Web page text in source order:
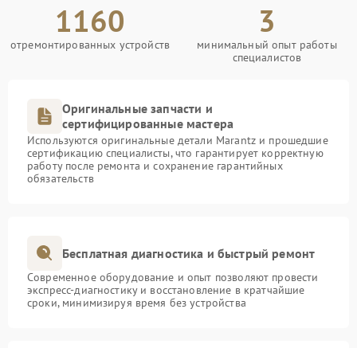
1160
отремонтированных устройств
3
минимальный опыт работы
специалистов
Оригинальные запчасти и
сертифицированные мастера
Используются оригинальные детали Marantz и прошедшие
сертификацию специалисты, что гарантирует корректную
работу после ремонта и сохранение гарантийных
обязательств
Бесплатная диагностика и быстрый ремонт
Современное оборудование и опыт позволяют провести
экспресс-диагностику и восстановление в кратчайшие
сроки, минимизируя время без устройства